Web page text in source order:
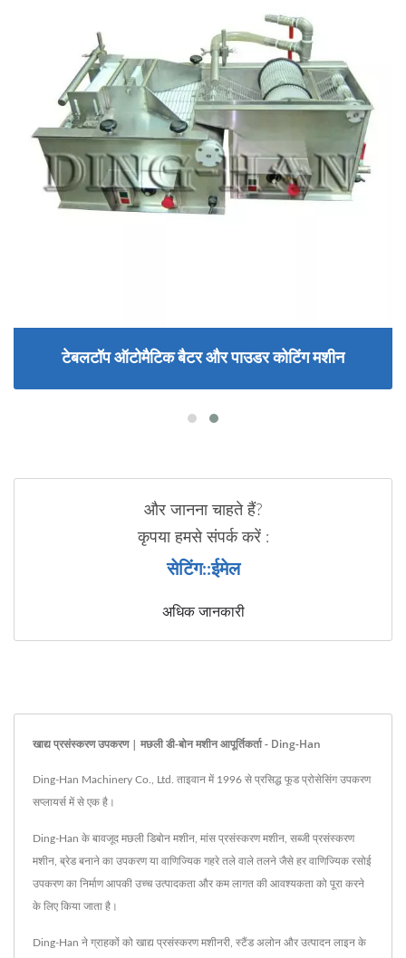
टेबलटॉप ऑटोमैटिक बैटर और पाउडर कोटिंग मशीन
और जानना चाहते हैं?
कृपया हमसे संपर्क करें :
सेटिंग::ईमेल
अधिक जानकारी
खाद्य प्रसंस्करण उपकरण | मछली डी-बोन मशीन आपूर्तिकर्ता - Ding-Han
Ding-Han Machinery Co., Ltd. ताइवान में 1996 से प्रसिद्ध फूड प्रोसेसिंग उपकरण
सप्लायर्स में से एक है।
Ding-Han के बावजूद मछली डिबोन मशीन, मांस प्रसंस्करण मशीन, सब्जी प्रसंस्करण
मशीन, ब्रेड बनाने का उपकरण या वाणिज्यिक गहरे तले वाले तलने जैसे हर वाणिज्यिक रसोई
उपकरण का निर्माण आपकी उच्च उत्पादकता और कम लागत की आवश्यकता को पूरा करने
के लिए किया जाता है।
Ding-Han ने ग्राहकों को खाद्य प्रसंस्करण मशीनरी, स्टैंड अलोन और उत्पादन लाइन के